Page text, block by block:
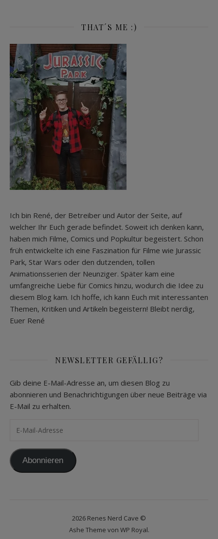
THAT´S ME :)
Ich bin René, der Betreiber und Autor der Seite, auf
welcher Ihr Euch gerade befindet. Soweit ich denken kann,
haben mich Filme, Comics und Popkultur begeistert. Schon
früh entwickelte ich eine Faszination für Filme wie Jurassic
Park, Star Wars oder den dutzenden, tollen
Animationsserien der Neunziger. Später kam eine
umfangreiche Liebe für Comics hinzu, wodurch die Idee zu
diesem Blog kam. Ich hoffe, ich kann Euch mit interessanten
Themen, Kritiken und Artikeln begeistern! Bleibt nerdig,
Euer René
NEWSLETTER GEFÄLLIG?
Gib deine E-Mail-Adresse an, um diesen Blog zu
abonnieren und Benachrichtigungen über neue Beiträge via
E-Mail zu erhalten.
Abonnieren
2026 Renes Nerd Cave ©
Ashe Theme von WP Royal.